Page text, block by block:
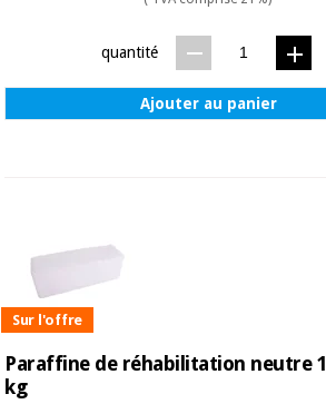
Instruments
(déstockage)
Orthopédie
Instruments
chirurgicaux
quantité
Ajouter au panier
Sur l'offre
Paraffine de réhabilitation neutre 1
kg